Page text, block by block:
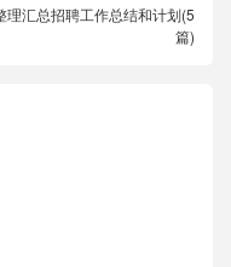
理汇总招聘工作总结和计划(5
篇)